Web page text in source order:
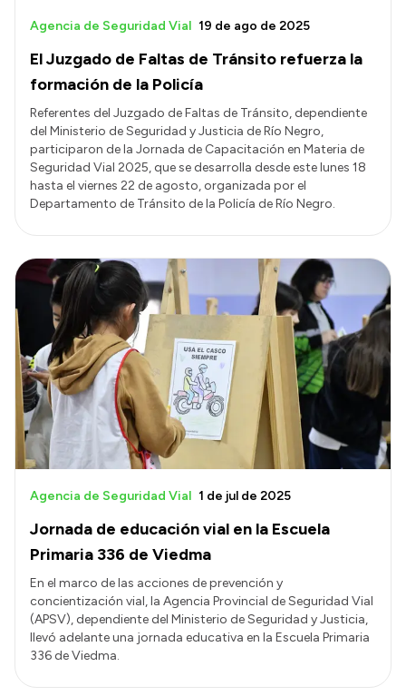
El Juzgado de Faltas de Tránsito refuerza la
formación de la Policía
Agencia de Seguridad Vial 19 de ago de 2025
Referentes del Juzgado de Faltas de Tránsito, dependiente
del Ministerio de Seguridad y Justicia de Río Negro,
participaron de la Jornada de Capacitación en Materia de
Seguridad Vial 2025, que se desarrolla desde este lunes 18
hasta el viernes 22 de agosto, organizada por el
Departamento de Tránsito de la Policía de Río Negro.
Jornada de educación vial en la Escuela
Primaria 336 de Viedma
Agencia de Seguridad Vial 1 de jul de 2025
En el marco de las acciones de prevención y
concientización vial, la Agencia Provincial de Seguridad Vial
(APSV), dependiente del Ministerio de Seguridad y Justicia,
llevó adelante una jornada educativa en la Escuela Primaria
336 de Viedma.